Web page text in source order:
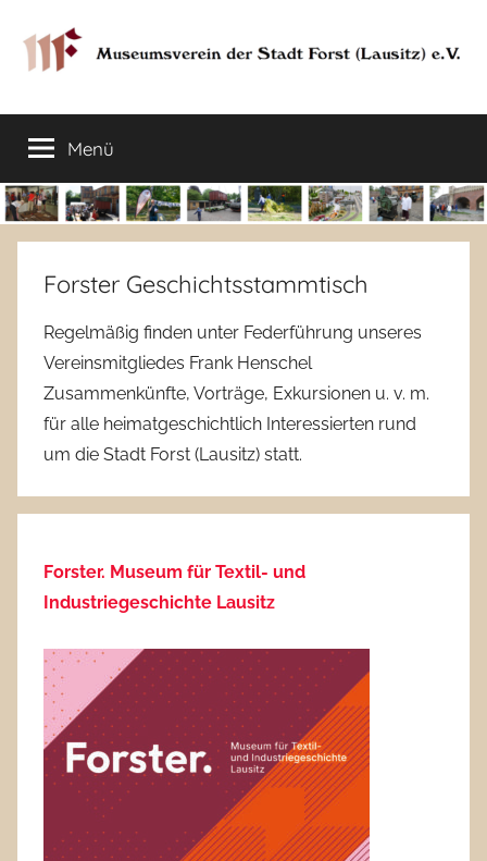
Inhalt
springen
Museumsverein
der
Stadt
Forst
(Lausitz)
e.V.
37
–
03149
Menü
Forster Geschichtsstammtisch
Regelmäßig finden unter Federführung unseres
Vereinsmitgliedes Frank Henschel
Zusammenkünfte, Vorträge, Exkursionen u. v. m.
für alle heimatgeschichtlich Interessierten rund
um die Stadt Forst (Lausitz) statt.
Forster. Museum für Textil- und
Industriegeschichte Lausitz